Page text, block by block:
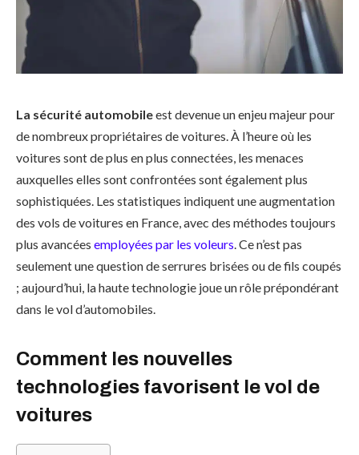
La sécurité automobileest devenue un enjeu majeur pour
de nombreux propriétaires de voitures. À l’heure où les
voitures sont de plus en plus connectées, les menaces
auxquelles elles sont confrontées sont également plus
sophistiquées. Les statistiques indiquent une augmentation
des vols de voitures en France, avec des méthodes toujours
plus avancées employées par les voleurs. Ce n’est pas
seulement une question de serrures brisées ou de fils coupés
; aujourd’hui, la haute technologie joue un rôle prépondérant
dans le vol d’automobiles.
Comment les nouvelles
technologies favorisent le vol de
voitures